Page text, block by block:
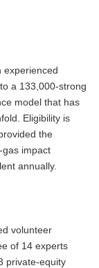
experienced
a 133,000-strong
model that has
Eligibility is
the
gas impact
annually.
volunteer
of 14 experts
private-equity